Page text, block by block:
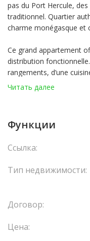
pas du Port Hercule,
traditionnel. Quartier
charme monégasque et
Ce grand appartement
distribution
rangements, d’une
chambres avec deux
agréablement l’espace de
Читать далее
Функции
Ссылка:
Тип недвижимости:
Договор:
Цена: